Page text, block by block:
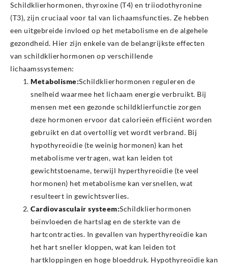
Schildklierhormonen, thyroxine (T4) en triiodothyronine
(T3), zijn cruciaal voor tal van lichaamsfuncties. Ze hebben
een uitgebreide invloed op het metabolisme en de algehele
gezondheid. Hier zijn enkele van de belangrijkste effecten
van schildklierhormonen op verschillende
lichaamssystemen:
Metabolisme:Schildklierhormonen reguleren de
snelheid waarmee het lichaam energie verbruikt. Bij
mensen met een gezonde schildklierfunctie zorgen
deze hormonen ervoor dat calorieën efficiënt worden
gebruikt en dat overtollig vet wordt verbrand. Bij
hypothyreoïdie (te weinig hormonen) kan het
metabolisme vertragen, wat kan leiden tot
gewichtstoename, terwijl hyperthyreoïdie (te veel
hormonen) het metabolisme kan versnellen, wat
resulteert in gewichtsverlies.
Cardiovasculair systeem:Schildklierhormonen
beïnvloeden de hartslag en de sterkte van de
hartcontracties. In gevallen van hyperthyreoïdie kan
het hart sneller kloppen, wat kan leiden tot
hartkloppingen en hoge bloeddruk. Hypothyreoïdie kan